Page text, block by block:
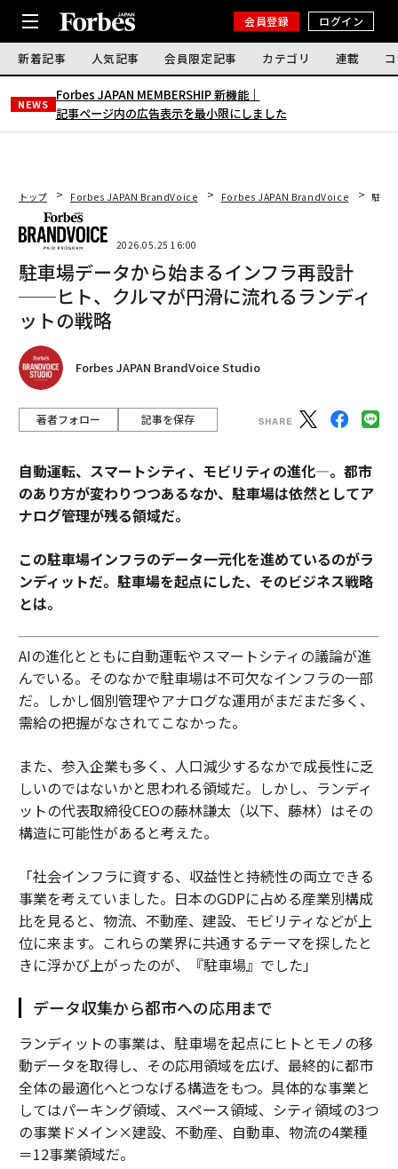
会員登録 ログイン
新着記事 人気記事 会員限定記事 カテゴリ 連載
NEWS
Forbes JAPAN MEMBERSHIP 新機能｜
記事ページ内の広告表示を最小限にしました
トップ Forbes JAPAN BrandVoice Forbes JAPAN BrandVoice 駐車
2026.05.25 16:00
駐車場データから始まるインフラ再設計
──ヒト、クルマが円滑に流れるランディ
ットの戦略
Forbes JAPAN BrandVoice Studio
著者フォロー 記事を保存
自動運転、スマートシティ、モビリティの進化―。都市
のあり方が変わりつつあるなか、駐車場は依然としてア
ナログ管理が残る領域だ。
この駐車場インフラのデータ一元化を進めているのがラ
ンディットだ。駐車場を起点にした、そのビジネス戦略
とは。
AIの進化とともに自動運転やスマートシティの議論が進
んでいる。そのなかで駐車場は不可欠なインフラの一部
だ。しかし個別管理やアナログな運用がまだまだ多く、
需給の把握がなされてこなかった。
また、参入企業も多く、人口減少するなかで成長性に乏
しいのではないかと思われる領域だ。しかし、ランディ
ットの代表取締役CEOの藤林謙太（以下、藤林）はその
構造に可能性があると考えた。
「社会インフラに資する、収益性と持続性の両立できる
事業を考えていました。日本のGDPに占める産業別構成
比を見ると、物流、不動産、建設、モビリティなどが上
位に来ます。これらの業界に共通するテーマを探したと
きに浮かび上がったのが、『駐車場』でした」
データ収集から都市への応用まで
ランディットの事業は、駐車場を起点にヒトとモノの移
動データを取得し、その応用領域を広げ、最終的に都市
全体の最適化へとつなげる構造をもつ。具体的な事業と
してはパーキング領域、スペース領域、シティ領域の3つ
の事業ドメイン×建設、不動産、自動車、物流の4業種
＝12事業領域だ。